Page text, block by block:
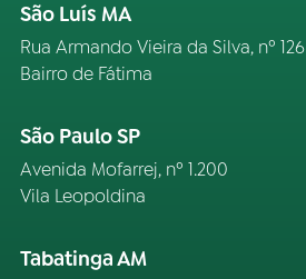
São Luís MA
Rua Armando Vieira da Silva, nº 126
Bairro de Fátima
São Paulo SP
Avenida Mofarrej, nº 1.200
Vila Leopoldina
Tabatinga AM